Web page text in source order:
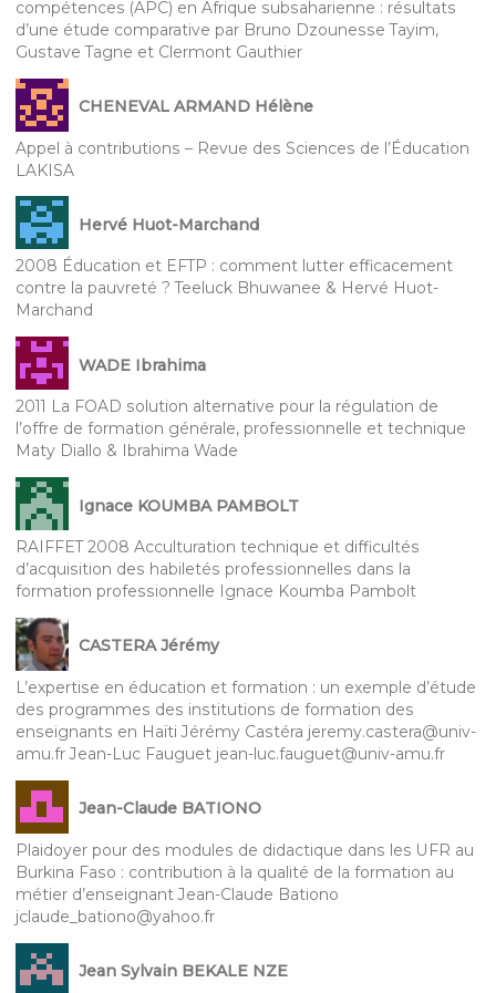
compétences (APC) en Afrique subsaharienne : résultats
d’une étude comparative par Bruno Dzounesse Tayim,
Gustave Tagne et Clermont Gauthier
CHENEVAL ARMAND Hélène
Appel à contributions – Revue des Sciences de l’Éducation
LAKISA
Hervé Huot-Marchand
2008 Éducation et EFTP : comment lutter efficacement
contre la pauvreté ? Teeluck Bhuwanee & Hervé Huot-
Marchand
WADE Ibrahima
2011 La FOAD solution alternative pour la régulation de
l’offre de formation générale, professionnelle et technique
Maty Diallo & Ibrahima Wade
Ignace KOUMBA PAMBOLT
RAIFFET 2008 Acculturation technique et difficultés
d’acquisition des habiletés professionnelles dans la
formation professionnelle Ignace Koumba Pambolt
CASTERA Jérémy
L’expertise en éducation et formation : un exemple d’étude
des programmes des institutions de formation des
enseignants en Haïti Jérémy Castéra jeremy.castera@univ-
amu.fr Jean-Luc Fauguet jean-luc.fauguet@univ-amu.fr
Jean-Claude BATIONO
Plaidoyer pour des modules de didactique dans les UFR au
Burkina Faso : contribution à la qualité de la formation au
métier d’enseignant Jean-Claude Bationo
jclaude_bationo@yahoo.fr
Jean Sylvain BEKALE NZE